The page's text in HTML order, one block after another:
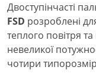
Двоступінчасті
FSD розроблені
теплого повітря
невеликої
чотири